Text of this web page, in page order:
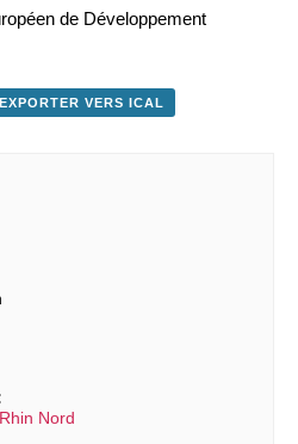
de Développement
VERS ICAL
Nord